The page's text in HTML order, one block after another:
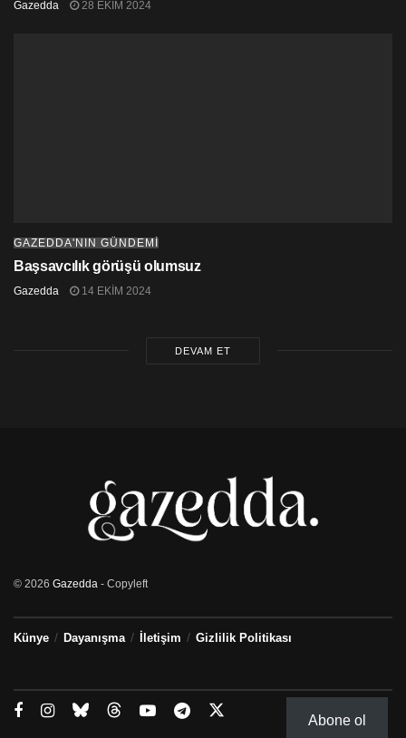
Gazedda 28 EKIM 2024
GAZEDDA'NIN GÜNDEMİ
Başsavcılık görüşü olumsuz
Gazedda 14 EKIM 2024
DEVAM ET
© 2026 Gazedda - Copyleft
Künye Dayanışma İletişim Gizlilik Politikası
Abone ol